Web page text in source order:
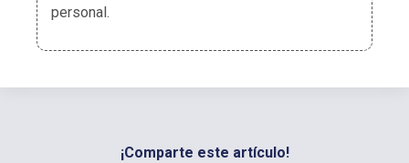
personal.
¡Comparte este artículo!